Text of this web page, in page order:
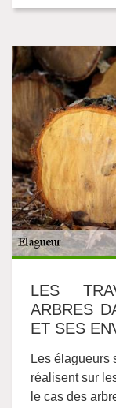
LES
ARBRES
ET SES
Les élagueurs
réalisent sur
le cas des